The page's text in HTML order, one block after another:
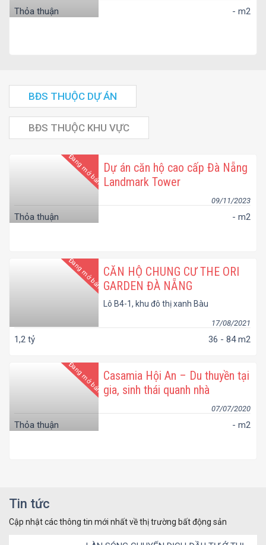
Thỏa thuận - m2
BĐS THUỘC DỰ ÁN
BĐS THUỘC KHU VỰC
Đang mở bán Dự án căn hộ cao cấp Đà Nẵng
Landmark Tower
09/11/2023
Thỏa thuận - m2
Đang mở bán CĂN HỘ CHUNG CƯ THE ORI
GARDEN ĐÀ NẴNG
Lô B4-1, khu đô thị xanh Bàu
17/08/2021
1,2 tỷ 36 - 84 m2
Đang mở bán Casamia Hội An – Du thuyền tại
gia, sinh thái quanh nhà
07/07/2020
Thỏa thuận - m2
Tin tức
Cập nhật các thông tin mới nhất về thị trường bất động sản